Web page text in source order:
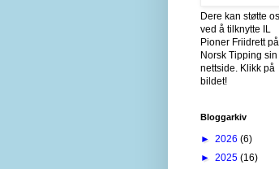
Dere kan støtte
ved å tilknytte IL
Pioner Friidrett på
Norsk Tipping sin
nettside. Klikk på
bildet!
Bloggarkiv
► 2026 (6)
► 2025 (16)